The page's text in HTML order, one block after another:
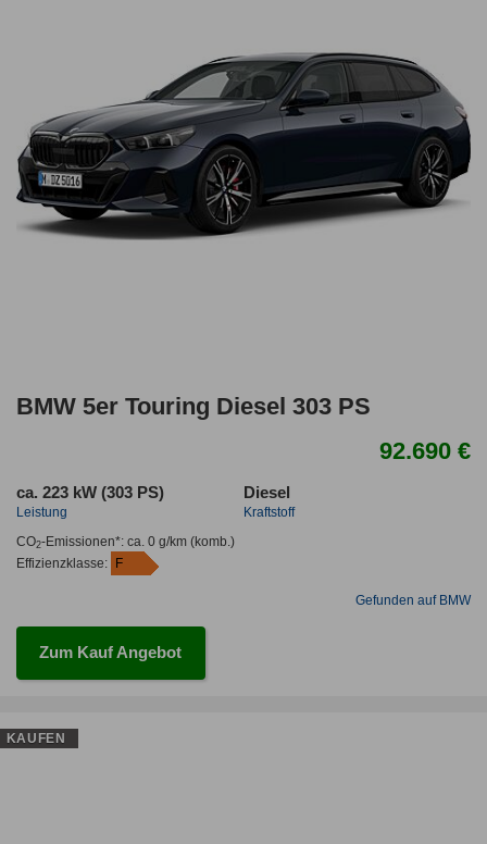
BMW 5er Touring Diesel 303 PS
92.690 €
ca. 223 kW (303 PS)
Leistung
Diesel
Kraftstoff
CO2-Emissionen*: ca. 0 g/km(komb.)
Effizienzklasse: F
Gefunden auf BMW
Zum Kauf Angebot
KAUFEN